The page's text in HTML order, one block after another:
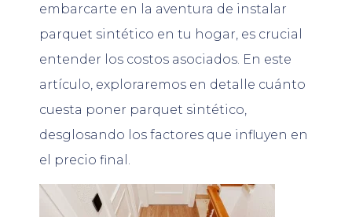
embarcarte en la aventura de instalar
parquet sintético en tu hogar, es crucial
entender los costos asociados. En este
artículo, exploraremos en detalle cuánto
cuesta poner parquet sintético,
desglosando los factores que influyen en
el precio final.